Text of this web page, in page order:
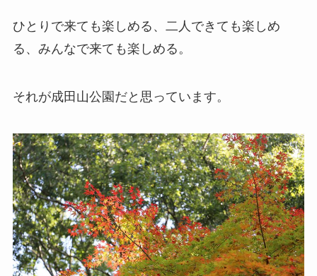
ひとりで来ても楽しめる、二人できても楽しめ
る、みんなで来ても楽しめる。
それが成田山公園だと思っています。